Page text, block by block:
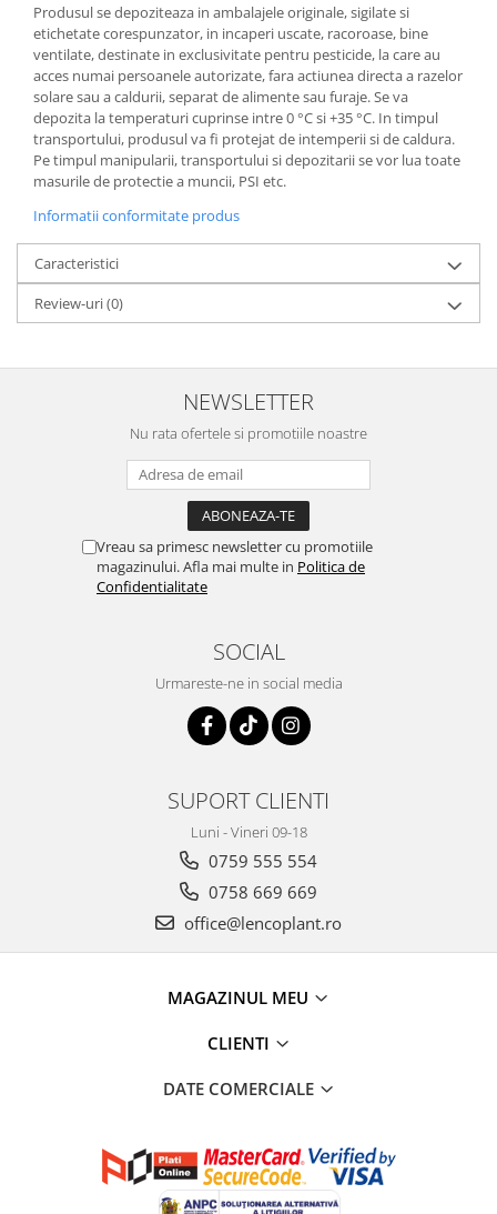
Produsul se depoziteaza in ambalajele originale, sigilate si
etichetate corespunzator, in incaperi uscate, racoroase, bine
ventilate, destinate in exclusivitate pentru pesticide, la care au
acces numai persoanele autorizate, fara actiunea directa a razelor
solare sau a caldurii, separat de alimente sau furaje. Se va
depozita la temperaturi cuprinse intre 0 °C si +35 °C. In timpul
transportului, produsul va fi protejat de intemperii si de caldura.
Pe timpul manipularii, transportului si depozitarii se vor lua toate
masurile de protectie a muncii, PSI etc.
Informatii conformitate produs
Caracteristici
Review-uri(0)
NEWSLETTER
Nu rata ofertele si promotiile noastre
Vreau sa primesc newsletter cu promotiile
magazinului. Afla mai multe in Politica de
Confidentialitate
SOCIAL
Urmareste-ne in social media
SUPORT CLIENTI
Luni - Vineri 09-18
0759 555 554
0758 669 669
office@lencoplant.ro
MAGAZINUL MEU
CLIENTI
DATE COMERCIALE